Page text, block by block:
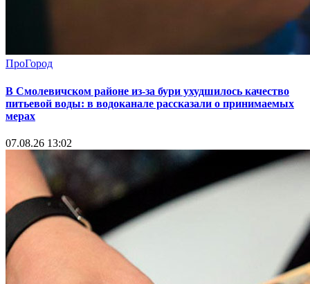
ПроГород
В Смолевичском районе из‑за бури ухудшилось качество
питьевой воды: в водоканале рассказали о принимаемых
мерах
07.08.26 13:02